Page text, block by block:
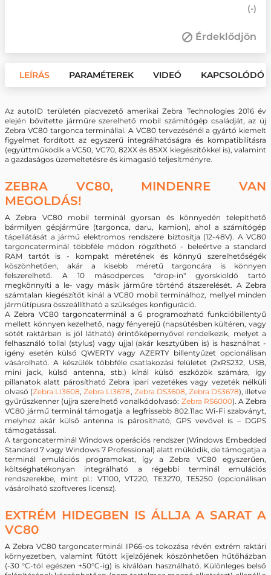
(-)
Érdeklődjön
LEÍRÁS PARAMÉTEREK VIDEÓ KAPCSOLÓDÓ
Az autoID területén piacvezető amerikai Zebra Technologies 2016 év
elején bővítette járműre szerelhető mobil számítógép családját, az új
Zebra VC80 targonca terminállal. A VC80 tervezésénél a gyártó kiemelt
figyelmet fordított az egyszerű integrálhatóságra és kompatibilitásra
(együttműködik a VC50, VC70, 82XX és 85XX kiegészítőkkel is), valamint
a gazdaságos üzemeltetésre és kimagasló teljesítményre.
ZEBRA VC80, MINDENRE VAN
MEGOLDÁS!
A Zebra VC80 mobil terminál gyorsan és könnyedén telepíthető
bármilyen gépjárműre (targonca, daru, kamion), ahol a számítógép
tápellátását a jármű elektromos rendszere biztosítja (12-48V). A VC80
targoncaterminál többféle módon rögzíthető - beleértve a standard
RAM tartót is - kompakt méretének és könnyű szerelhetőségék
köszönhetően, akár a kisebb méretű targoncára is könnyen
felszerelhető. A 10 másodperces "drop-in" gyorskioldó tartó
megkönnyíti a le- vagy másik járműre történő átszerelését. A Zebra
számtalan kiegészítőt kínál a VC80 mobil terminálhoz, mellyel minden
járműtípusra összeállítható a szükséges konfiguráció.
A Zebra VC80 targoncaterminál a 6 programozható funkcióbillentyű
mellett könnyen kezelhető, nagy fényerejű (napsütésben kültéren, vagy
sötét raktárban is jól látható) érintőképernyővel rendelkezik, melyet a
felhasználó tollal (stylus) vagy ujjal (akár kesztyűben is) is használhat -
igény esetén külső QWERTY vagy AZERTY billentyűzet opcionálisan
vásárolható. A készülék többféle csatlakozási felületet (2xRS232, USB,
mini jack, külső antenna, stb.) kínál külső eszközök számára, így
pillanatok alatt párosítható Zebra ipari vezetékes vagy vezeték nélküli
olvasó (Zebra LI3608,Zebra LI3678, Zebra DS3608, Zebra DS3678), illetve
gyűrűszkenner (ujjra szerelhető vonalkódolvasó: Zebra RS6000). A Zebra
VC80 jármű terminál támogatja a legfrissebb 802.11ac Wi-Fi szabványt,
melyhez akár külső antenna is párosítható, GPS vevővel is – DGPS
támogatással.
A targoncaterminál Windows operációs rendszer (Windows Embedded
Standard 7 vagy Windows 7 Professional) alatt működik, de támogatja a
terminál emulációs programokat, így a Zebra VC80 egyszerűen,
költséghatékonyan integrálható a régebbi terminál emulációs
rendszerekbe, mint pl.: VT100, VT220, TE3270, TE5250 (opcionálisan
vásárolható szoftveres licensz).
EXTRÉM HIDEGBEN IS ÁLLJA A SARAT A
VC80
A Zebra VC80 targoncaterminál IP66-os tokozása révén extrém raktári
környezetben, valamint fűtött kijelzőjének köszönhetően hűtőházban
(-30 °C-tól egészen +50°C-ig) is kiválóan használható. Különleges belső